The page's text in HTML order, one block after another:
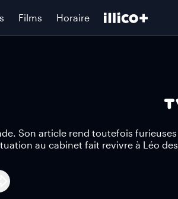
Films Horaire
Son article rend toutefois furieuses
au cabinet fait revivre à Léo des